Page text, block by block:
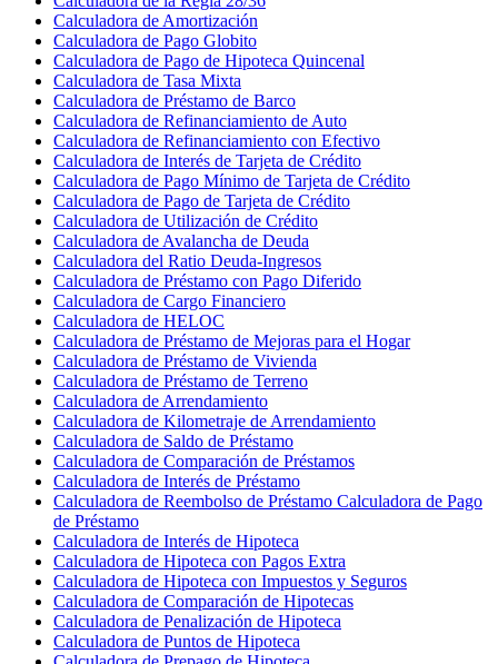
Calculadora de Amortización
Calculadora de Pago Globito
Calculadora de Pago de Hipoteca Quincenal
Calculadora de Tasa Mixta
Calculadora de Préstamo de Barco
Calculadora de Refinanciamiento de Auto
Calculadora de Refinanciamiento con Efectivo
Calculadora de Interés de Tarjeta de Crédito
Calculadora de Pago Mínimo de Tarjeta de Crédito
Calculadora de Pago de Tarjeta de Crédito
Calculadora de Utilización de Crédito
Calculadora de Avalancha de Deuda
Calculadora del Ratio Deuda-Ingresos
Calculadora de Préstamo con Pago Diferido
Calculadora de Cargo Financiero
Calculadora de HELOC
Calculadora de Préstamo de Mejoras para el Hogar
Calculadora de Préstamo de Vivienda
Calculadora de Préstamo de Terreno
Calculadora de Arrendamiento
Calculadora de Kilometraje de Arrendamiento
Calculadora de Saldo de Préstamo
Calculadora de Comparación de Préstamos
Calculadora de Interés de Préstamo
Calculadora de Reembolso de Préstamo Calculadora de Pago
de Préstamo
Calculadora de Interés de Hipoteca
Calculadora de Hipoteca con Pagos Extra
Calculadora de Hipoteca con Impuestos y Seguros
Calculadora de Comparación de Hipotecas
Calculadora de Penalización de Hipoteca
Calculadora de Puntos de Hipoteca